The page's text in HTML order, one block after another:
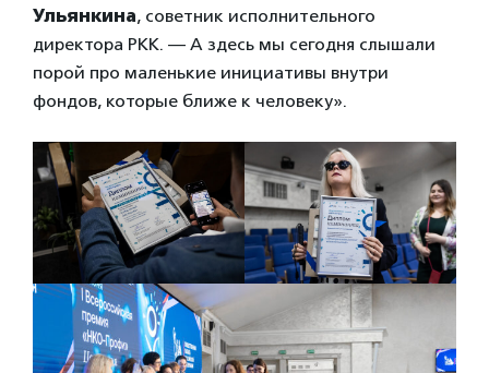
Ульянкина, советник исполнительного
директора РКК. — А здесь мы сегодня слышали
порой про маленькие инициативы внутри
фондов, которые ближе к человеку».